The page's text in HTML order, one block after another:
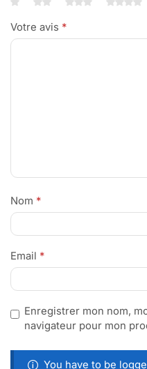
Votre avis *
Nom *
Email *
Enregistrer mon nom,
navigateur pour mon
You have to be